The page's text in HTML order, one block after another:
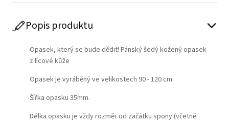
Popis produktu
Opasek, který se bude dědit! Pánský šedý kožený opasek
z lícové kůže
Opasek je vyráběný ve velikostech 90 - 120 cm.
Šířka opasku 35mm.
Délka opasku je vždy rozměr od začátku spony (včetně